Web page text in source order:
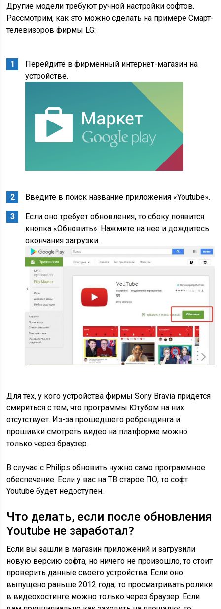
Другие модели требуют ручной настройки софтов.
Рассмотрим, как это можно сделать на примере Смарт-
телевизоров фирмы LG:
Перейдите в фирменный интернет-магазин на
устройстве.
Введите в поиск название приложения «Youtube».
Если оно требует обновления, то сбоку появится
кнопка «Обновить». Нажмите на нее и дождитесь
окончания загрузки.
Для тех, у кого устройства фирмы Sony Bravia придется
смириться с тем, что программы Ютубом на них
отсутствует. Из-за прошедшего ребрендинга и
прошивки смотреть видео на платформе можно
только через браузер.
В случае с Philips обновить нужно само программное
обеспечение. Если у вас на ТВ старое ПО, то софт
Youtube будет недоступен.
Что делать, если после обновления
Youtube не заработал?
Если вы зашли в магазин приложений и загрузили
новую версию софта, но ничего не произошло, то стоит
проверить данные своего устройства. Если оно
выпущено раньше 2012 года, то просматривать ролики
в видеохостинге можно только через браузер. Если